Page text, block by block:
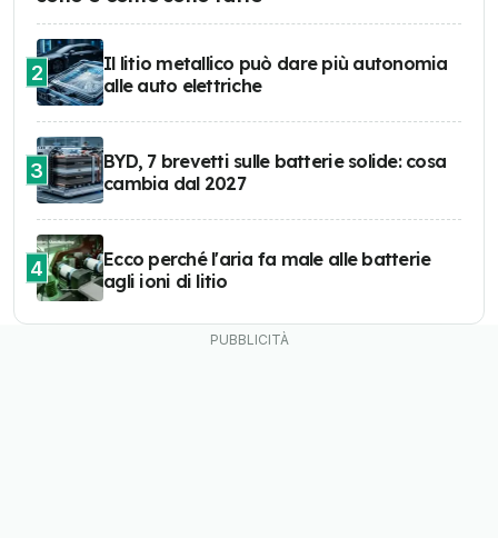
2
Il litio metallico può dare più autonomia
alle auto elettriche
3
BYD, 7 brevetti sulle batterie solide: cosa
cambia dal 2027
4
Ecco perché l'aria fa male alle batterie
agli ioni di litio